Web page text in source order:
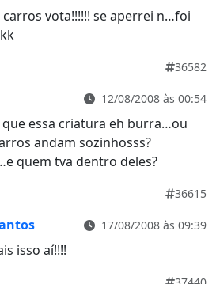
vota!!!!!! se aperrei n…foi
36582
12/08/2008 às 00:54
essa criatura eh burra…ou
andam sozinhosss?
quem tva dentro deles?
36615
17/08/2008 às 09:39
isso aí!!!!